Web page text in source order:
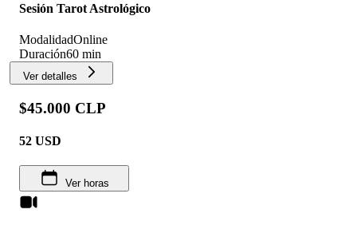
Sesión Tarot Astrológico
ModalidadOnline
Duración60 min
Ver detalles
$45.000 CLP
52 USD
Ver horas